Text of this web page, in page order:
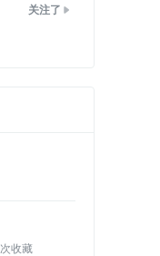
关注了
次收藏